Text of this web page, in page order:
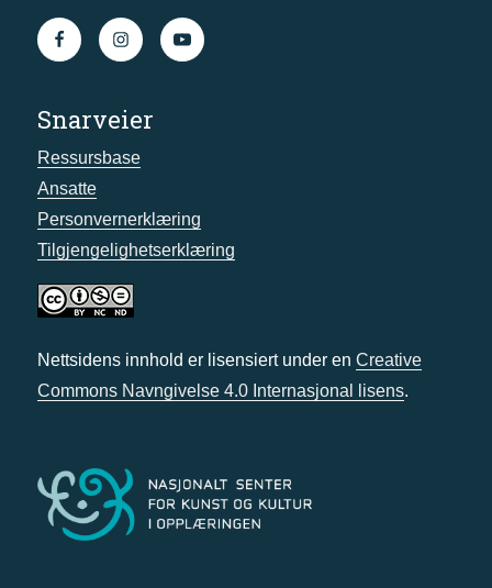
Snarveier
Ressursbase
Ansatte
Personvernerklæring
Tilgjengelighetserklæring
Nettsidens innhold er lisensiert under en Creative
Commons Navngivelse 4.0 Internasjonal lisens.